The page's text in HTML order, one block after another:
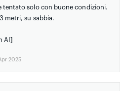
tentato solo con buone condizioni.
metri, su sabbia.
AI]
2025